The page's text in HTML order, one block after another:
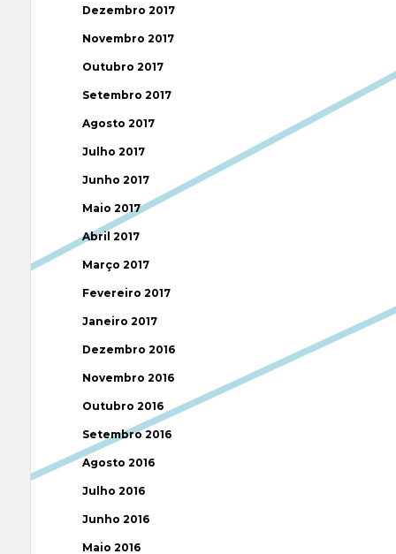
Dezembro 2017
Novembro 2017
Outubro 2017
Setembro 2017
Agosto 2017
Julho 2017
Junho 2017
Maio 2017
Abril 2017
Março 2017
Fevereiro 2017
Janeiro 2017
Dezembro 2016
Novembro 2016
Outubro 2016
Setembro 2016
Agosto 2016
Julho 2016
Junho 2016
Maio 2016